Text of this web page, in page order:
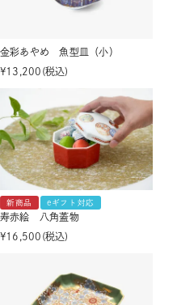
金彩あやめ 魚型皿（小）
¥13,200 税込
新商品 eギフト対応
寿赤絵 八角蓋物
¥16,500 税込